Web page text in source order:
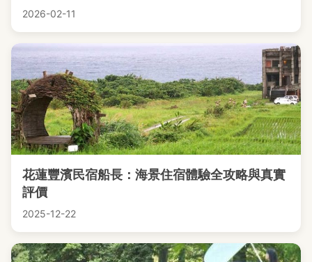
2026-02-11
花蓮豐濱民宿船長：海景住宿體驗全攻略與真實
評價
2025-12-22